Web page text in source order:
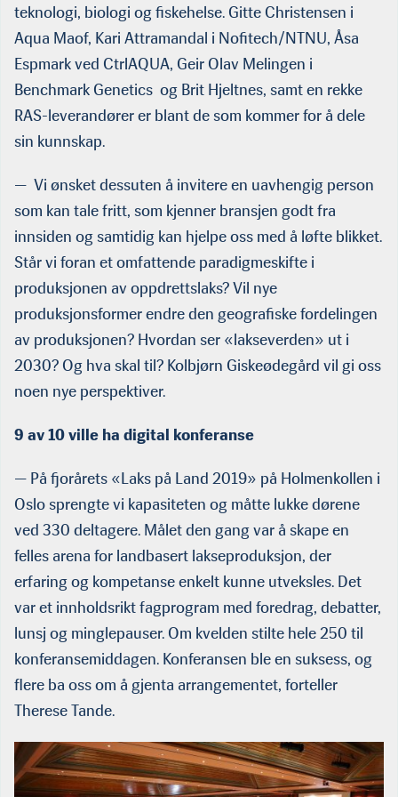
teknologi, biologi og fiskehelse. Gitte Christensen i
Aqua Maof, Kari Attramandal i Nofitech/NTNU, Åsa
Espmark ved CtrlAQUA, Geir Olav Melingen i
Benchmark Genetics og Brit Hjeltnes, samt en rekke
RAS-leverandører er blant de som kommer for å dele
sin kunnskap.
— Vi ønsket dessuten å invitere en uavhengig person
som kan tale fritt, som kjenner bransjen godt fra
innsiden og samtidig kan hjelpe oss med å løfte blikket.
Står vi foran et omfattende paradigmeskifte i
produksjonen av oppdrettslaks? Vil nye
produksjonsformer endre den geografiske fordelingen
av produksjonen? Hvordan ser «lakseverden» ut i
2030? Og hva skal til? Kolbjørn Giskeødegård vil gi oss
noen nye perspektiver.
9 av 10 ville ha digital konferanse
— På fjorårets «Laks på Land 2019» på Holmenkollen i
Oslo sprengte vi kapasiteten og måtte lukke dørene
ved 330 deltagere. Målet den gang var å skape en
felles arena for landbasert lakseproduksjon, der
erfaring og kompetanse enkelt kunne utveksles. Det
var et innholdsrikt fagprogram med foredrag, debatter,
lunsj og minglepauser. Om kvelden stilte hele 250 til
konferansemiddagen. Konferansen ble en suksess, og
flere ba oss om å gjenta arrangementet, forteller
Therese Tande.